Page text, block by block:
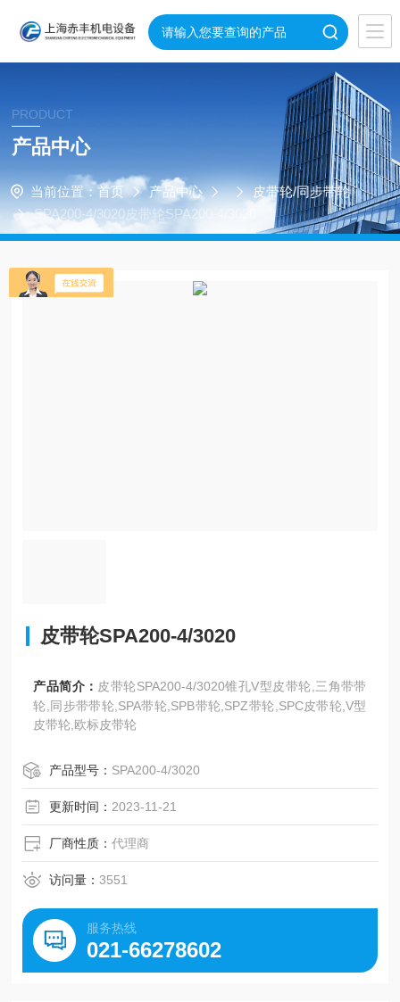
PRODUCT
产品中心
当前位置： 首页 产品中心
皮带轮/同步带轮
SPA200-4/3020皮带轮SPA200-4/3020
皮带轮SPA200-4/3020
产品简介： 皮带轮SPA200-4/3020锥孔V型皮带轮,三角带带
轮,同步带带轮,SPA带轮,SPB带轮,SPZ带轮,SPC皮带轮,V型
皮带轮,欧标皮带轮
产品型号： SPA200-4/3020
更新时间： 2023-11-21
厂商性质：代理商
访问量：3551
服务热线
021-66278602